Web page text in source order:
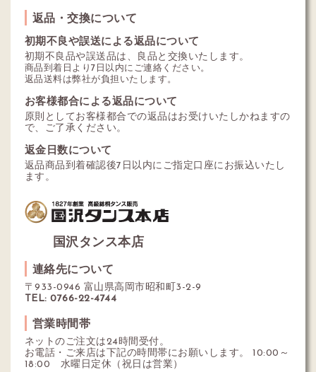
返品・交換について
初期不良や誤送による返品について
初期不良品や誤送品は、良品と交換いたします。
商品到着日より7日以内にご連絡ください。
返品送料は弊社が負担いたします。
お客様都合による返品について
原則としてお客様都合での返品はお受けいたしかねますの
で、ご了承ください。
返金日数について
返品商品到着確認後7日以内にご指定口座にお振込いたし
ます。
国沢タンス本店
連絡先について
〒933-0946 富山県高岡市昭和町3-2-9
TEL: 0766-22-4744
営業時間帯
ネットのご注文は24時間受付。
お電話・ご来店は下記の時間帯にお願いします。 10:00～
18:00 水曜日定休（祝日は営業）